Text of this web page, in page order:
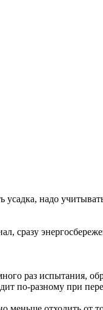
надо
сразу
раз испытания,
по-разному при